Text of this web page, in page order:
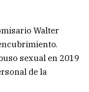
Walter
sexual en 2019
de la